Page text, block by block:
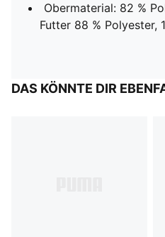
Obermaterial: 82 %
Futter 88 % Polyester,
DAS KÖNNTE DIR